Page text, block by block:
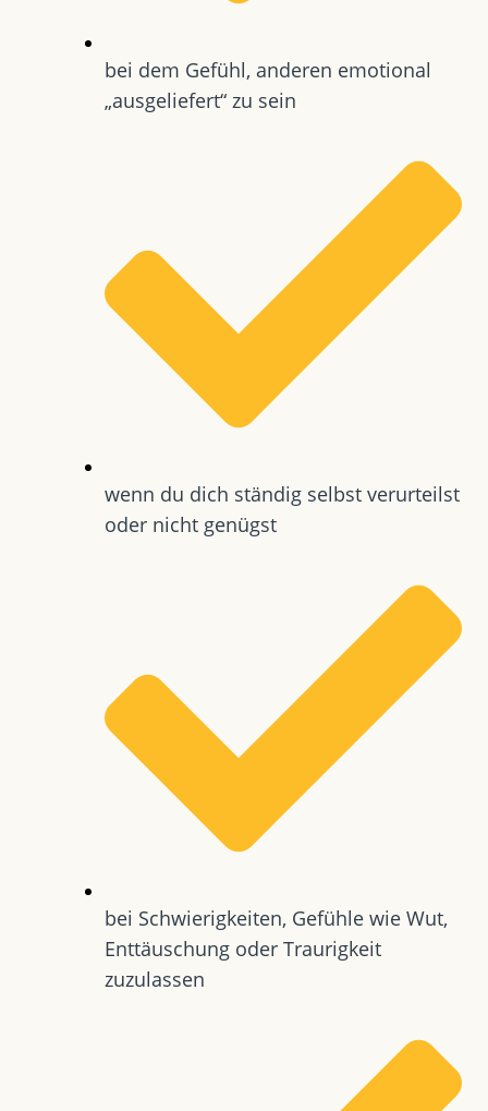
bei dem Gefühl, anderen emotional
„ausgeliefert“ zu sein
wenn du dich ständig selbst verurteilst
oder nicht genügst
bei Schwierigkeiten, Gefühle wie Wut,
Enttäuschung oder Traurigkeit
zuzulassen